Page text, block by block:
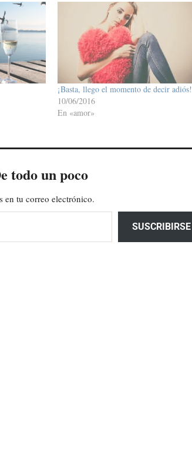
¡Basta, llego el momento de decir adiós!
10/06/2016
En «amor»
todo un poco
en tu correo electrónico.
SUSCRIBIRSE